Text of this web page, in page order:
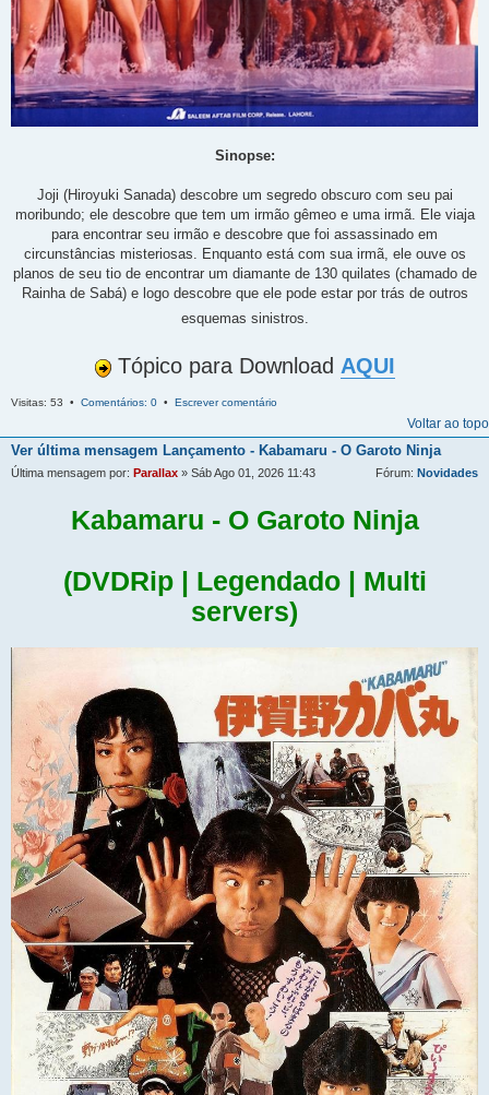
Sinopse:
Joji (Hiroyuki Sanada) descobre um segredo obscuro com seu pai
moribundo; ele descobre que tem um irmão gêmeo e uma irmã. Ele viaja
para encontrar seu irmão e descobre que foi assassinado em
circunstâncias misteriosas. Enquanto está com sua irmã, ele ouve os
planos de seu tio de encontrar um diamante de 130 quilates (chamado de
Rainha de Sabá) e logo descobre que ele pode estar por trás de outros
esquemas sinistros.
Tópico para Download AQUI
Visitas: 53 • Comentários: 0 • Escrever comentário
Voltar ao topo
Ver última mensagem Lançamento - Kabamaru - O Garoto Ninja
Última mensagem por: Parallax » Sáb Ago 01, 2026 11:43 Fórum: Novidades
Kabamaru - O Garoto Ninja
(DVDRip | Legendado | Multi
servers)